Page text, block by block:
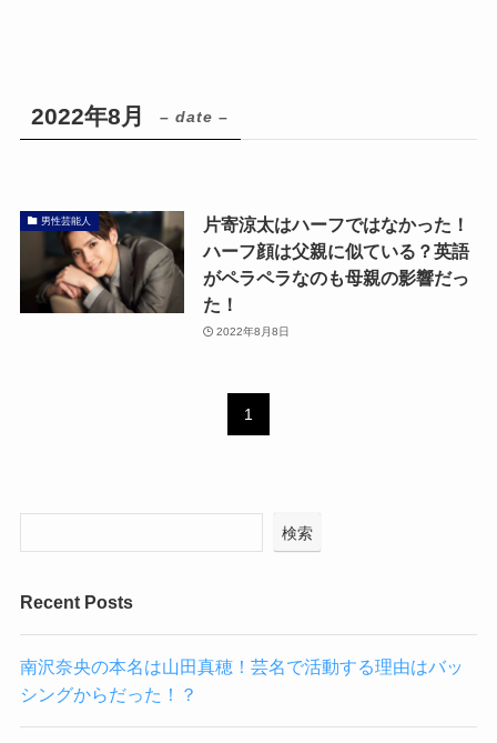
2022年8月 – date –
男性芸能人
片寄涼太はハーフではなかった！
ハーフ顔は父親に似ている？英語
がペラペラなのも母親の影響だっ
た！
2022年8月8日
1
検索
Recent Posts
南沢奈央の本名は山田真穂！芸名で活動する理由はバッ
シングからだった！？